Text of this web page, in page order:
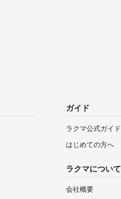
ガイド
ラクマ公式ガイド
はじめての方へ
ラクマについて
会社概要